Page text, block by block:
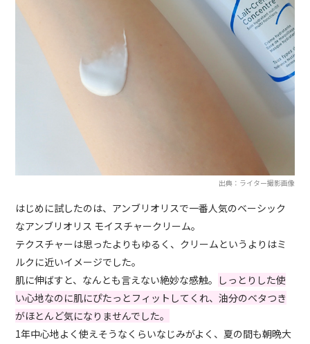
出典：ライター撮影画像
はじめに試したのは、アンブリオリスで一番人気のベーシック
なアンブリオリス モイスチャークリーム。
テクスチャーは思ったよりもゆるく、クリームというよりはミ
ルクに近いイメージでした。
肌に伸ばすと、なんとも言えない絶妙な感触。 しっとりした使
い心地なのに肌にぴたっとフィットしてくれ、油分のベタつき
がほとんど気になりませんでした。
1年中心地よく使えそうなくらいなじみがよく、夏の間も朝晩大